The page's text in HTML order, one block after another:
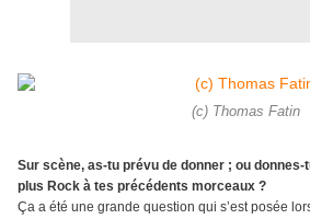
(c) Thomas Fatin
Sur scène, as-tu prévu de donner ; ou
plus Rock à tes précédents morceaux ?
Ça a été une grande question qui s’est posée